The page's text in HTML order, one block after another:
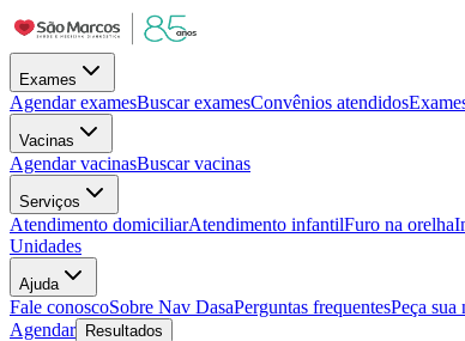
Exames
Agendar examesBuscar examesConvênios atendidos
Vacinas
Agendar vacinasBuscar vacinas
Serviços
Atendimento domiciliarAtendimento infantilFuro na orelha
Unidades
Ajuda
Fale conoscoSobre Nav DasaPerguntas frequentesPeça sua
Agendar
Resultados